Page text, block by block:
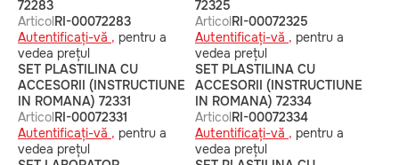
72283
ArticolRI-00072283
Autentificați-vă , pentru a
vedea prețul
72325
ArticolRI-00072325
Autentificați-vă , pentru a
vedea prețul
SET PLASTILINA CU
ACCESORII (INSTRUCTIUNE
IN ROMANA) 72331
ArticolRI-00072331
Autentificați-vă , pentru a
vedea prețul
SET PLASTILINA CU
ACCESORII (INSTRUCTIUNE
IN ROMANA) 72334
ArticolRI-00072334
Autentificați-vă , pentru a
vedea prețul